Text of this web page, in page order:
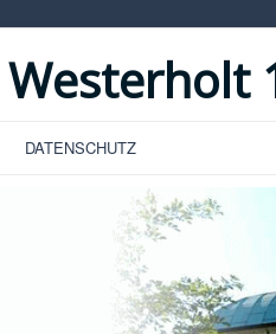
DATENSCHUTZ